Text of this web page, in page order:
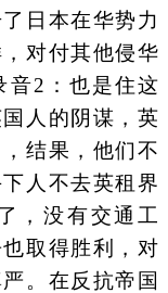
日本在华势力
对付其他侵华
音2：也是住这
人的阴谋，英
结果，他们不
人不去英租界
，没有交通工
取得胜利，对
。在反抗帝国